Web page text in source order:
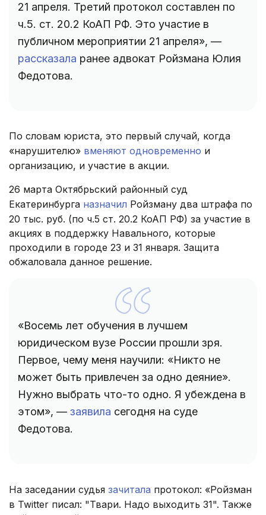
21 апреля. Третий протокол составлен по
ч.5. ст. 20.2 КоАП РФ. Это участие в
публичном мероприятии 21 апреля», —
рассказала ранее адвокат Ройзмана Юлия
Федотова.
По словам юриста, это первый случай, когда
«нарушителю» вменяют одновременно и
организацию, и участие в акции.
26 марта Октябрьский районный суд
Екатеринбурга назначил Ройзману два штрафа по
20 тыс. руб. (по ч.5 ст. 20.2 КоАП РФ) за участие в
акциях в поддержку Навального, которые
проходили в городе 23 и 31 января. Защита
обжаловала данное решение.
«Восемь лет обучения в лучшем
юридическом вузе России прошли зря.
Первое, чему меня научили: «Никто не
может быть привлечен за одно деяние».
Нужно выбрать что-то одно. Я убеждена в
этом», — заявила сегодня на суде
Федотова.
На заседании судья зачитала протокол: «Ройзман
в Twitter писал: "Твари. Надо выходить 31". Также